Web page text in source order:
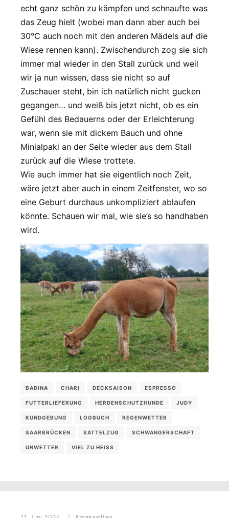
echt ganz schön zu kämpfen und schnaufte was
das Zeug hielt (wobei man dann aber auch bei
30°C auch noch mit den anderen Mädels auf die
Wiese rennen kann). Zwischendurch zog sie sich
immer mal wieder in den Stall zurück und weil
wir ja nun wissen, dass sie nicht so auf
Zuschauer steht, bin ich natürlich nicht gucken
gegangen… und weiß bis jetzt nicht, ob es ein
Gefühl des Bedauerns oder der Erleichterung
war, wenn sie mit dickem Bauch und ohne
Minialpaki an der Seite wieder aus dem Stall
zurück auf die Wiese trottete.
Wie auch immer hat sie eigentlich noch Zeit,
wäre jetzt aber auch in einem Zeitfenster, wo so
eine Geburt durchaus unkompliziert ablaufen
könnte. Schauen wir mal, wie sie’s so handhaben
wird.
BADINA CHARI DECKSAISON ESPRESSO
FUTTERLIEFERUNG HERDENSCHUTZHUNDE JUDY
KUNDGEBUNG LOGBUCH REGENWETTER
SAARBRÜCKEN SATTELZUG SCHWANGERSCHAFT
UNWETTER VIEL ZU HEISS